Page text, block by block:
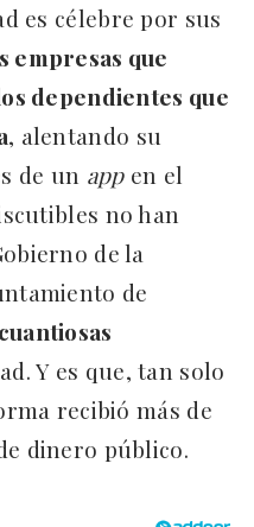
es célebre por sus
empresas que
dependientes que
, alentando su
de un appen el
no han
de la
de
cuantiosas
Y es que, tan solo
recibió más de
dinero público.